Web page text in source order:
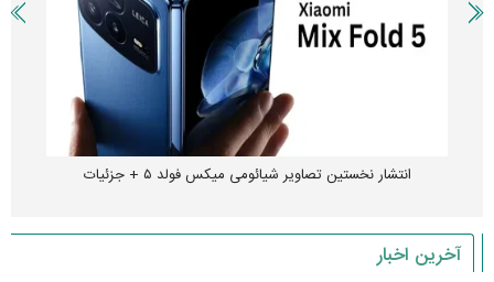
انتشار نخستین تصاویر شیائومی میکس فولد ۵ + جزئیات
آخرین اخبار